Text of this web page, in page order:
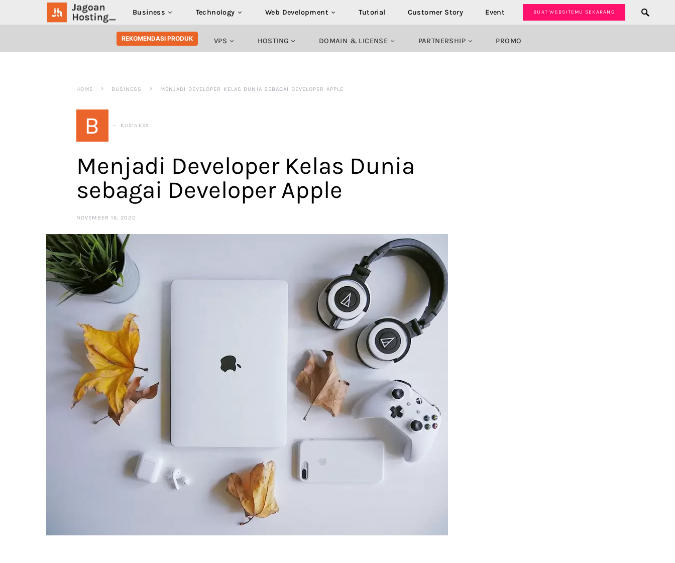
Business Technology Web Development Tutorial Customer Story Event BUAT WEBSITEMU SEKARANG
SEARCH FOR:
REKOMENDASI PRODUK VPS HOSTING DOMAIN & LICENSE PARTNERSHIP PROMO
HOME BUSINESS MENJADI DEVELOPER KELAS DUNIA SEBAGAI DEVELOPER APPLE
B BUSINESS
Menjadi Developer Kelas Dunia
sebagai Developer Apple
NOVEMBER 16, 2020